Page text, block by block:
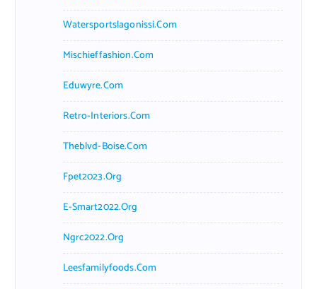
Watersportslagonissi.com
Mischieffashion.com
Eduwyre.com
Retro-Interiors.com
Theblvd-Boise.com
Fpet2023.org
E-Smart2022.org
Ngrc2022.org
Leesfamilyfoods.com